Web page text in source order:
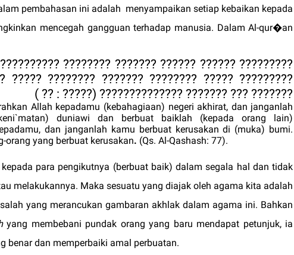
pembahasan ini adalah menyampaikan setiap kebaikan kepada
mencegah gangguan terhadap manusia. Dalam Al-qur�an
???????? ?????????? ????? ????? ????????? ????
??????? ???????? ????? ?????? ?????????? ???
??????? ??? ??????? ?????????????? (????? : ?? )
Allah kepadamu (kebahagiaan) negeri akhirat, dan janganlah
duniawi dan berbuat baiklah (kepada orang lain)
dan janganlah kamu berbuat kerusakan di (muka) bumi.
orang yang berbuat kerusakan. (Qs. Al-Qashash: 77).
para pengikutnya (berbuat baik) dalam segala hal dan tidak
melakukannya. Maka sesuatu yang diajak oleh agama kita adalah
yang merancukan gambaran akhlak dalam agama ini. Bahkan
yang membebani pundak orang yang baru mendapat petunjuk, ia
benar dan memperbaiki amal perbuatan.